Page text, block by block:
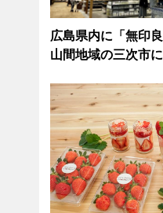
広島県内に「無印
山間地域の三次市